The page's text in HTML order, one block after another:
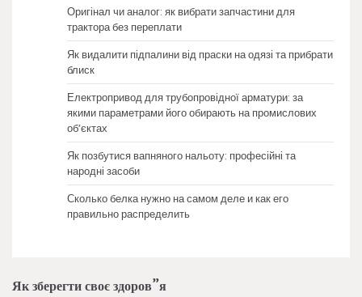
Оригінал чи аналог: як вибрати запчастини для
трактора без переплати
Як видалити підпалини від праски на одязі та прибрати
блиск
Електропривод для трубопровідної арматури: за
якими параметрами його обирають на промислових
об’єктах
Як позбутися вапняного нальоту: професійні та
народні засоби
Сколько белка нужно на самом деле и как его
правильно распределить
Як зберегти своє здоров”я